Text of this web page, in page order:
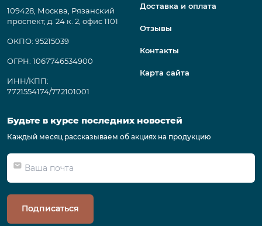
109428, Москва, Рязанский
проспект, д. 24 к. 2, офис 1101
ОКПО: 95215039
ОГРН: 1067746534900
ИНН/КПП:
7721554174/772101001
Доставка и оплата
Отзывы
Контакты
Карта сайта
Будьте в курсе последних новостей
Каждый месяц рассказываем об акциях на продукцию
Подписаться